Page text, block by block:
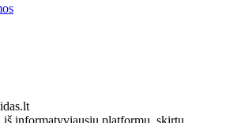
informatyviausių platformų, skirtų